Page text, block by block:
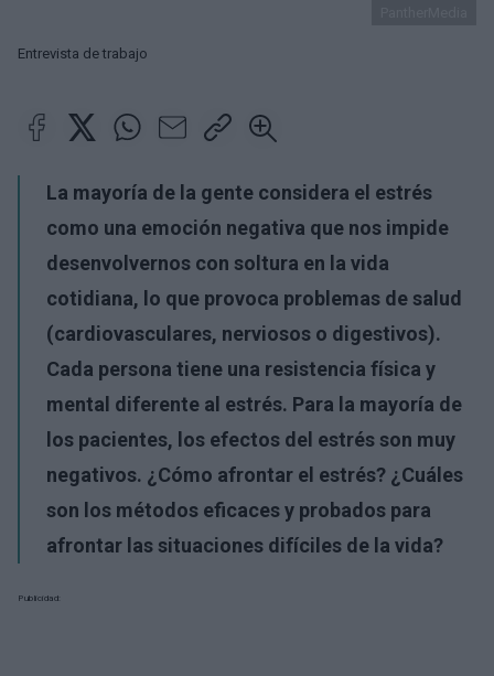
Entrevista de trabajo
La mayoría de la gente considera el estrés
como una emoción negativa que nos impide
desenvolvernos con soltura en la vida
cotidiana, lo que provoca problemas de salud
(cardiovasculares, nerviosos o digestivos).
Cada persona tiene una resistencia física y
mental diferente al estrés. Para la mayoría de
los pacientes, los efectos del estrés son muy
negativos. ¿Cómo afrontar el estrés? ¿Cuáles
son los métodos eficaces y probados para
afrontar las situaciones difíciles de la vida?
Publicidad: